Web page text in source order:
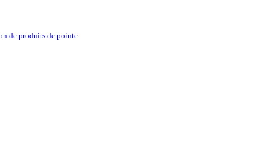
de produits de pointe.